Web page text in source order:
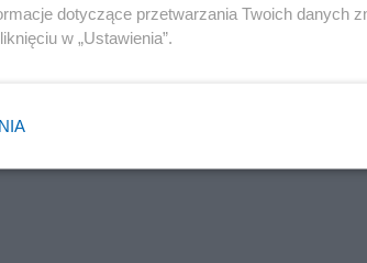
dotyczące przetwarzania Twoich danych
w „Ustawienia”.